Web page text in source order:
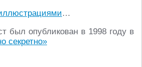
…
был опубликован в 1998 году в
секретно»